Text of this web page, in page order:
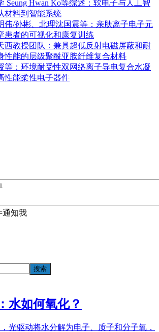
Seung Hwan Ko等综述：软电子与人工智
材料到智能系统
伟/孙彬、北理沈国震等：亲肤离子电子元
患者的可视化和康复训练
西教授团队：兼具超低反射电磁屏蔽和耐
性能的层级聚酰亚胺纤维复合材料
等：环境耐受性双网络离子导电复合水凝
性能柔性电子器件
通知我
水如何氧化？
光驱动将水分解为电子、质子和分子氧，